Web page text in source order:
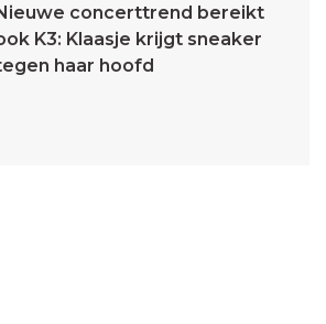
concerttrend bereikt
K3: Klaasje krijgt sneaker
haar hoofd